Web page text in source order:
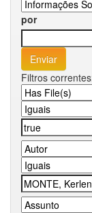
por
Filtros